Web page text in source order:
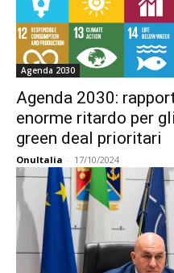
Agenda 2030
Agenda 2030:
enorme ritardo per
green deal prioritari
OnuItalia - 17/10/2024